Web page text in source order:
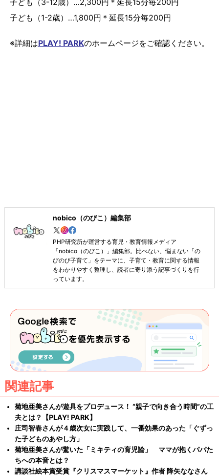
子ども（3-12歳）…2,300円＊延長15分毎200円
子ども（1-2歳）…1,800円＊延長15分毎200円
※詳細はPLAY! PARKのホームページをご確認ください。
nobico（のびこ）編集部
PHP研究所が運営する育児・教育情報メディア
「nobico（のびこ）」編集部。比べない、悩まない「の
びのび子育て」をテーマに、子育て・教育に関する情報
をわかりやすく整理し、読者に寄り添う記事づくりを行
っています。
関連記事
菊地亜美さんが遊具をプロデュース！ “親子で向き合う時間”の工
夫とは？【PLAY! PARK】
庄司智春さんが４歳次女に実践して、一番効果のあった「ぐずっ
た子どものあやし方」
菊地亜美さんが驚いた「ミキティの育児論」 ママが抱くパパた
ちへの本音とは？
講談社絵本賞受賞『クリスマスマーケット』作者 降矢ななさん